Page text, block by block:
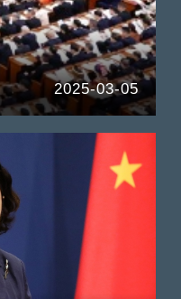
2025-03-05